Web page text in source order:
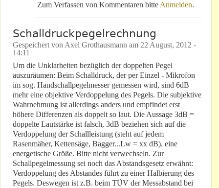
Zum Verfassen von Kommentaren bitte Anmelden.
Schalldruckpegelrechnung
Gespeichert von Axel Grothausmann am 22 August, 2012 -
14:11
Um die Unklarheiten bezüglich der doppelten Pegel
auszuräumen: Beim Schalldruck, der per Einzel - Mikrofon
im sog. Handschallpegelmesser gemessen wird, sind 6dB
mehr eine objektive Verdoppelung des Pegels. Die subjektive
Wahrnehmung ist allerdings anders und empfindet erst
höhere Differenzen als doppelt so laut. Die Aussage 3dB =
doppelte Lautstärke ist falsch, 3dB beziehen sich auf die
Verdoppelung der Schallleistung (steht auf jedem
Rasenmäher, Kettensäge, Bagger...Lw = xx dB), eine
energetische Größe. Bitte nicht verwechseln. Zur
Schallpegelmessung sei noch das Abstandsgesetz erwähnt:
Verdoppelung des Abstandes führt zu einer Halbierung des
Pegels. Deswegen ist z.B. beim TÜV der Messabstand bei